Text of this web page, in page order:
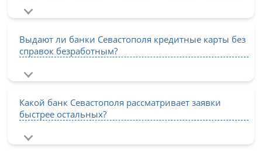
Выдают ли банки Севастополя кредитные карты без
справок безработным?
Какой банк Севастополя рассматривает заявки
быстрее остальных?